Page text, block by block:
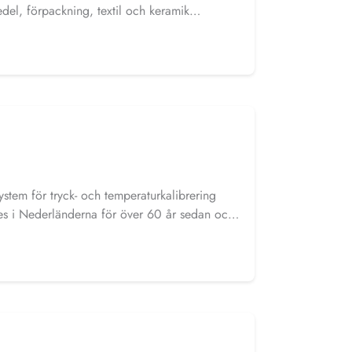
förpackning, textil och keramik
i applikationer inom medicin, klimat och
för tryck- och temperaturkalibrering
i Nederländerna för över 60 år sedan och
i branschen. I vårt sortiment finns
från Tradinco. De stationära